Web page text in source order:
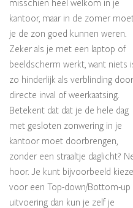
misschien heel welkom in je
kantoor, maar in de zomer
je de zon goed kunnen weren.
Zeker als je met een laptop of
beeldscherm werkt, want niets
zo hinderlijk als verblinding door
directe inval of weerkaatsing.
Betekent dat dat je de hele dag
met gesloten zonwering in je
kantoor moet doorbrengen,
zonder een straaltje daglicht?
hoor. Je kunt bijvoorbeeld
voor een Top-down/Bottom-up
uitvoering dan kun je zelf je